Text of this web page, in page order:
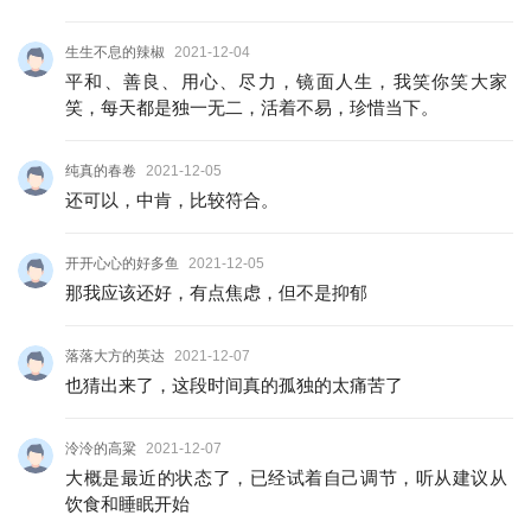
生生不息的辣椒 2021-12-04
平和、善良、用心、尽力，镜面人生，我笑你笑大家
笑，每天都是独一无二，活着不易，珍惜当下。
纯真的春卷 2021-12-05
还可以，中肯，比较符合。
开开心心的好多鱼 2021-12-05
那我应该还好，有点焦虑，但不是抑郁
落落大方的英达 2021-12-07
也猜出来了，这段时间真的孤独的太痛苦了
泠泠的高粱 2021-12-07
大概是最近的状态了，已经试着自己调节，听从建议从
饮食和睡眠开始